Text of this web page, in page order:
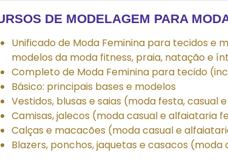
DE MODELAGEM PARA
Unificado de Moda Feminina para tecidos e
modelos da moda fitness, praia, natação e
Completo de Moda Feminina para tecido
Básico: principais bases e modelos
Vestidos, blusas e saias (moda festa, casual
Camisas, jalecos (moda casual e alfaiataria
Calças e macacões (moda casual e
Blazers, ponchos, jaquetas e casacos